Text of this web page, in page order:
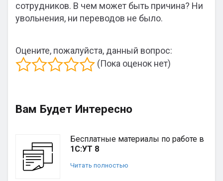
сотрудников. В чем может быть причина? Ни
увольнения, ни переводов не было.
Оцените, пожалуйста, данный вопрос:
(Пока оценок нет)
Вам Будет Интересно
Бесплатные материалы по работе в
1С:УТ 8
Читать полностью